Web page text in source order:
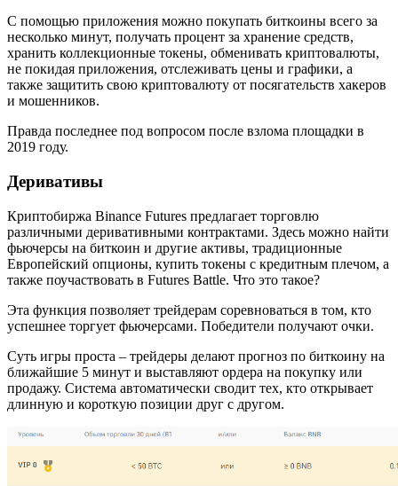
С помощью приложения можно покупать биткоины всего за
несколько минут, получать процент за хранение средств,
хранить коллекционные токены, обменивать криптовалюты,
не покидая приложения, отслеживать цены и графики, а
также защитить свою криптовалюту от посягательств хакеров
и мошенников.
Правда последнее под вопросом после взлома площадки в
2019 году.
Деривативы
Криптобиржа Binance Futures предлагает торговлю
различными деривативными контрактами. Здесь можно найти
фьючерсы на биткоин и другие активы, традиционные
Европейский опционы, купить токены с кредитным плечом, а
также поучаствовать в Futures Battle. Что это такое?
Эта функция позволяет трейдерам соревноваться в том, кто
успешнее торгует фьючерсами. Победители получают очки.
Суть игры проста – трейдеры делают прогноз по биткоину на
ближайшие 5 минут и выставляют ордера на покупку или
продажу. Система автоматически сводит тех, кто открывает
длинную и короткую позиции друг с другом.